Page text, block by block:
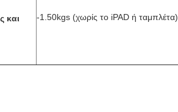
και
-1.50kgs (χωρίς το iPAD ή ταμπλέτα)